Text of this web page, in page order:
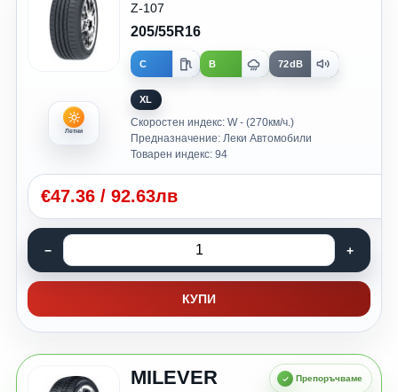
Летни
Z-107
205/55R16
C B 72dB
XL
Скоростен индекс: W - (270км/ч.)
Предназначение: Леки Автомобили
Товарен индекс: 94
€47.36 / 92.63лв
КУПИ
MILEVER